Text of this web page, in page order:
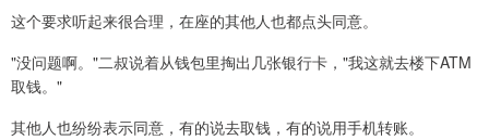
这个要求听起来很合理，在座的其他人也都点头同意。
"没问题啊。"二叔说着从钱包里掏出几张银行卡，"我这就去楼下ATM
取钱。"
其他人也纷纷表示同意，有的说去取钱，有的说用手机转账。